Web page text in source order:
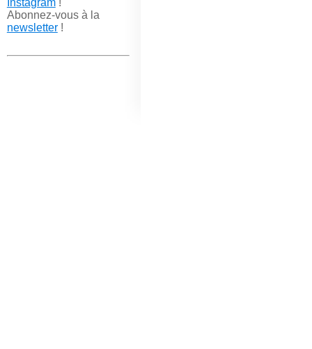
Abonnez-vous à la
newsletter!